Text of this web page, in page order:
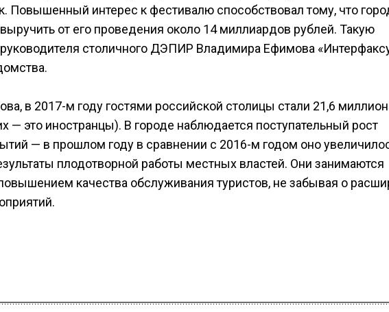
Повышенный интерес к фестивалю способствовал тому, что
от его проведения около 14 миллиардов рублей. Такую
столичного ДЭПИР Владимира Ефимова
в 2017-м году гостями российской столицы стали 21,6
— это иностранцы). В городе наблюдается поступательный рост
— в прошлом году в сравнении с 2016-м годом оно
плодотворной работы местных властей. Они занимаются
качества обслуживания туристов, не забывая о